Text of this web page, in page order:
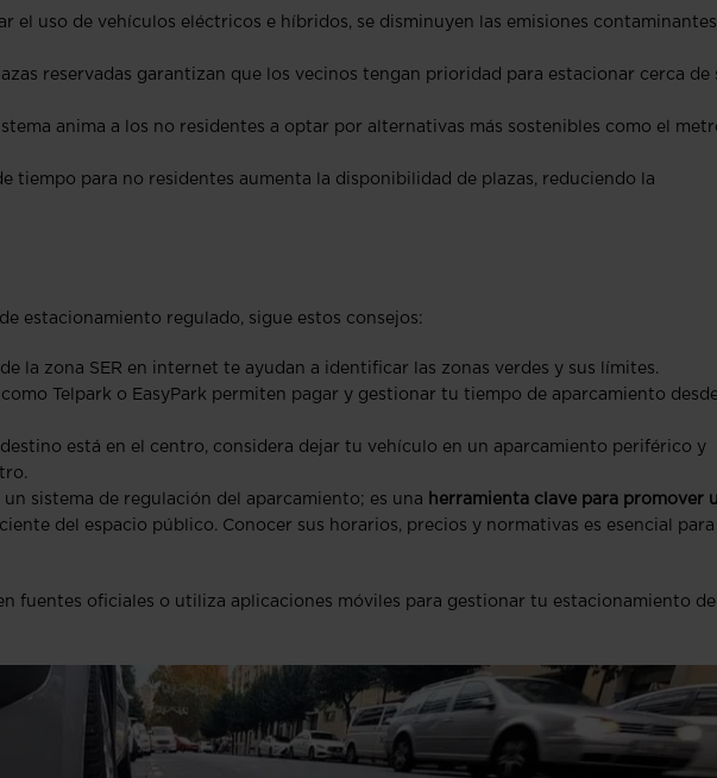
el uso de vehículos eléctricos e híbridos, se disminuyen las emisiones
reservadas garantizan que los vecinos tengan prioridad para estacionar cerca de
anima a los no residentes a optar por alternativas más sostenibles como el
tiempo para no residentes aumenta la disponibilidad de plazas, reduciendo la
estacionamiento regulado, sigue estos consejos:
la zona SER en internet te ayudan a identificar las zonas verdes y sus límites.
Telpark o EasyPark permiten pagar y gestionar tu tiempo de aparcamiento desde
está en el centro, considera dejar tu vehículo en un aparcamiento periférico y
un sistema de regulación del aparcamiento; es una herramienta clave para promover
del espacio público. Conocer sus horarios, precios y normativas es esencial para
fuentes oficiales o utiliza aplicaciones móviles para gestionar tu estacionamiento de